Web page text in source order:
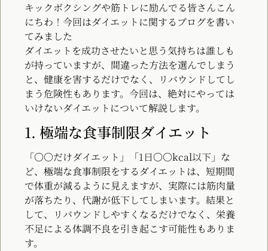
キックボクシングや筋トレに励んでる皆さんこん
にちわ！今回はダイエットに関するブログを書い
てみました
ダイエットを成功させたいと思う気持ちは誰しも
が持っていますが、間違った方法を選んでしまう
と、健康を害するだけでなく、リバウンドしてし
まう危険性もあります。今回は、絶対にやっては
いけないダイエットについて解説します。
1. 極端な食事制限ダイエット
「〇〇だけダイエット」「1日〇〇kcal以下」な
ど、極端な食事制限をするダイエットは、短期間
で体重が減るように見えますが、実際には筋肉量
が落ちたり、代謝が低下してしまいます。結果と
して、リバウンドしやすくなるだけでなく、栄養
不足による体調不良を引き起こす可能性もありま
す。